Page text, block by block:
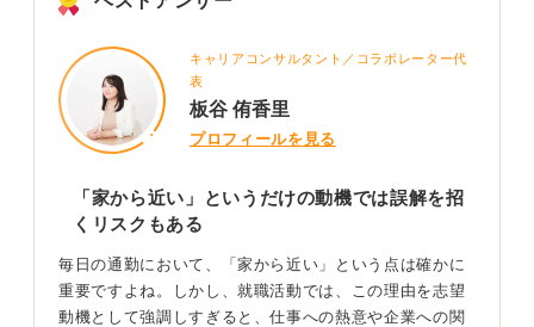
キャリアコンサルタント／コラボレーター代
表
板谷 侑香里
プロフィールを見る
「家から近い」というだけの動機では誤解を招
くリスクもある
毎日の通勤において、「家から近い」という点は確かに
重要ですよね。しかし、就職活動では、この理由を志望
動機として強調しすぎると、仕事への熱意や企業への関